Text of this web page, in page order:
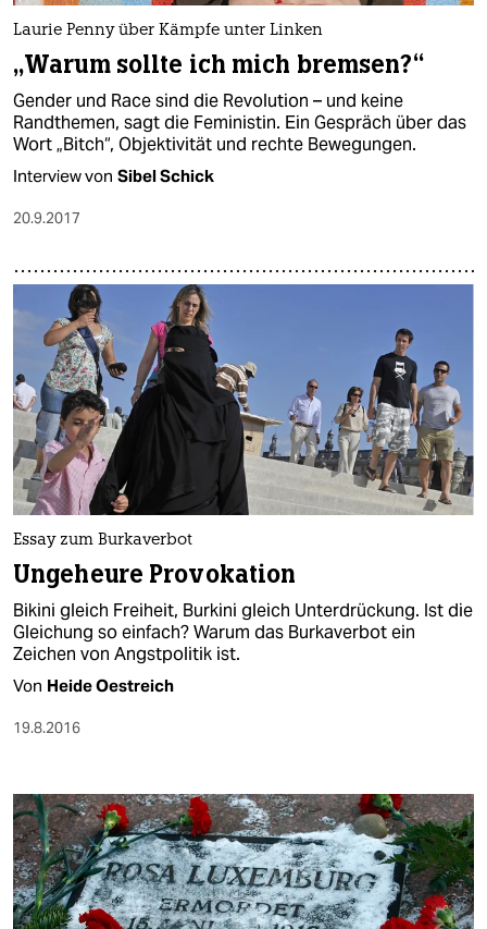
Laurie Penny über Kämpfe unter Linken
„Warum sollte ich mich bremsen?“
Gender und Race sind die Revolution – und keine
Randthemen, sagt die Feministin. Ein Gespräch über das
Wort „Bitch“, Objektivität und rechte Bewegungen.
Interview von Sibel Schick
20.9.2017
Essay zum Burkaverbot
Ungeheure Provokation
Bikini gleich Freiheit, Burkini gleich Unterdrückung. Ist die
Gleichung so einfach? Warum das Burkaverbot ein
Zeichen von Angstpolitik ist.
Von Heide Oestreich
19.8.2016